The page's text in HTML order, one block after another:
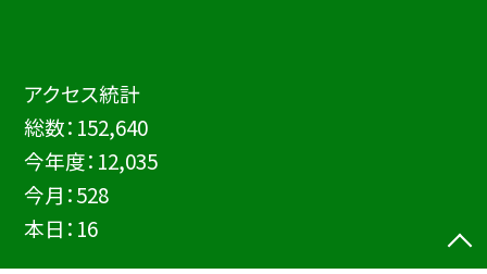
アクセス統計
総数： 152,640
今年度： 12,035
今月：528
本日： 16